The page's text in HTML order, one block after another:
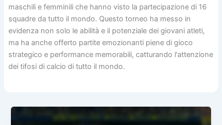
maschili e femminili che hanno visto la partecipazione di 16
squadre da tutto il mondo. Questo torneo ha messo in
evidenza non solo le abilità e il potenziale dei giovani atleti,
ma ha anche offerto partite emozionanti piene di gioco
strategico e performance memorabili, catturando l'attenzione
dei tifosi di calcio di tutto il mondo.